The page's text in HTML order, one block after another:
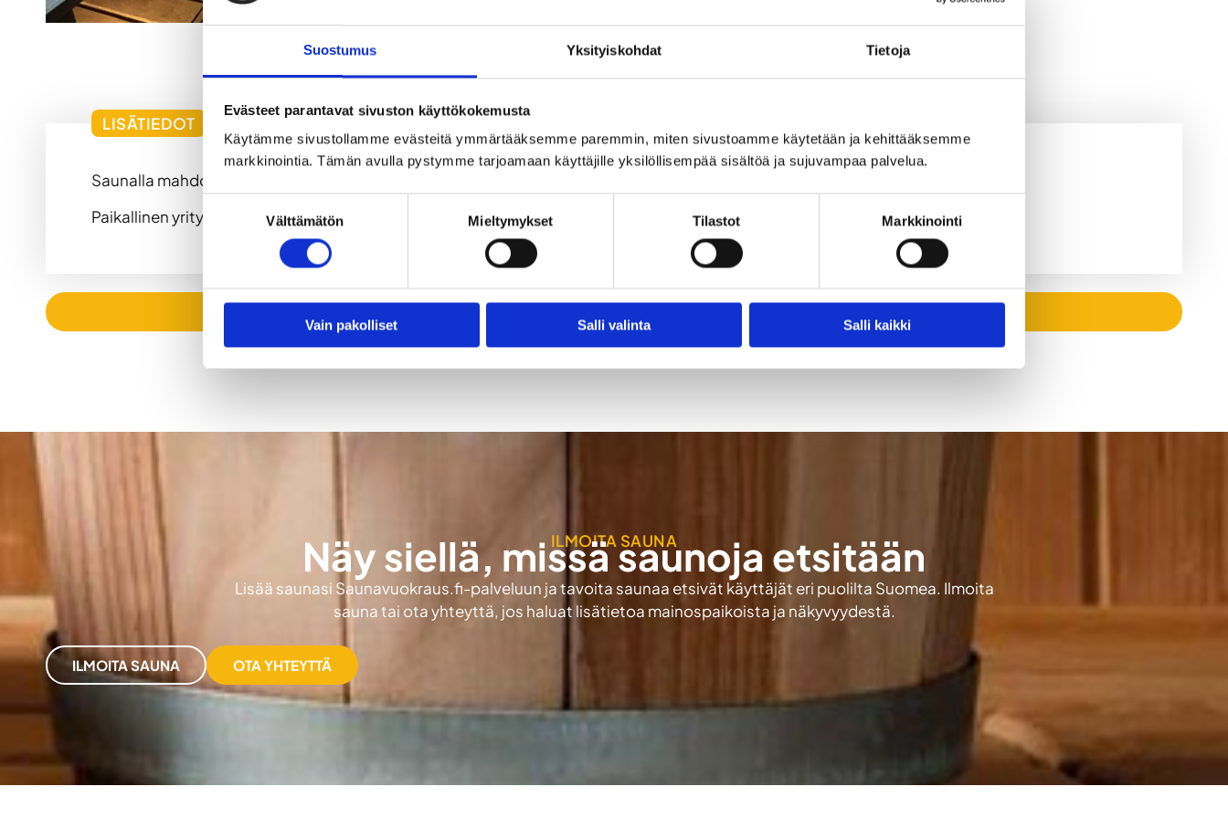
Suostumus Yksityiskohdat Tietoja
Evästeet parantavat sivuston käyttökokemusta
Käytämme sivustollamme evästeitä ymmärtääksemme paremmin, miten sivustoamme käytetään ja kehittääksemme
markkinointia. Tämän avulla pystymme tarjoamaan käyttäjille yksilöllisempää sisältöä ja sujuvampaa palvelua.
Välttämätön Mieltymykset Tilastot Markkinointi
Vain pakolliset Salli valinta Salli kaikki
LISÄTIEDOT
Saunalla mahdollisuus myös vuokrata kaasugrilli, soutuvene ja SUP-laudat.
Paikallinen yritys vuokraa halutessasi paljun saunan yhteyteen.
ILMOITA SAUNA
Näy siellä, missä saunoja etsitään
Lisää saunasi Saunavuokraus.fi-palveluun ja tavoita saunaa etsivät käyttäjät eri puolilta Suomea. Ilmoita
sauna tai ota yhteyttä, jos haluat lisätietoa mainospaikoista ja näkyvyydestä.
ILMOITA SAUNA OTA YHTEYTTÄ